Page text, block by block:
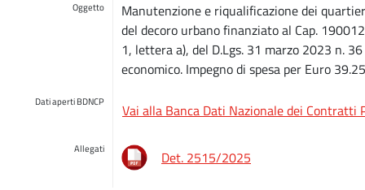
Oggetto
Manutenzione e riqualificazione dei
del decoro urbano finanziato al Cap.
1, lettera a), del D.Lgs. 31 marzo 2023 n.
economico. Impegno di spesa per Euro
Dati aperti BDNCP Vai alla Banca Dati Nazionale dei Contratti
Allegati Det. 2515/2025